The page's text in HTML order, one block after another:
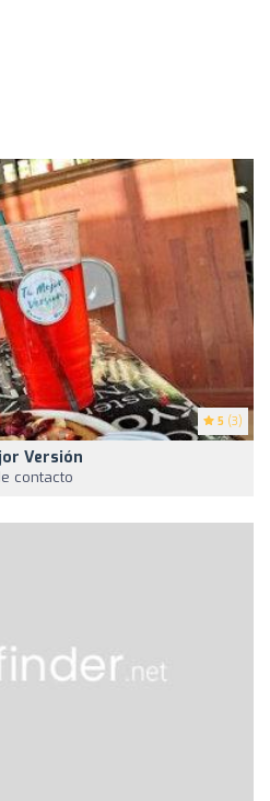
5 (3)
Versión
contacto